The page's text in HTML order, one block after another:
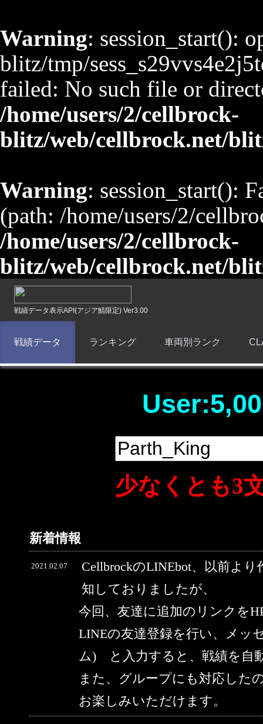
Warning: session_start():
blitz/tmp/
failed: No such file or
/home/users/2/cellbrock-
blitz/web/cellbrock.net/
Warning: session_start():
(path: /home/users/2/
/home/users/2/cellbrock-
blitz/web/cellbrock.net/
戦績データ表示API(アジア鯖限定) Ver3.00
戦績データ ランキング 車両別ランク
少なくとも3
新着情報
2021.02.07
CellbrockのLINEbot、以前よ
知しておりましたが、
今回、友達に追加のリンクを
LINEの友達登録を行い、メ
ム) と入力すると、戦績を自
また、グループにも対応した
お楽しみいただけます。